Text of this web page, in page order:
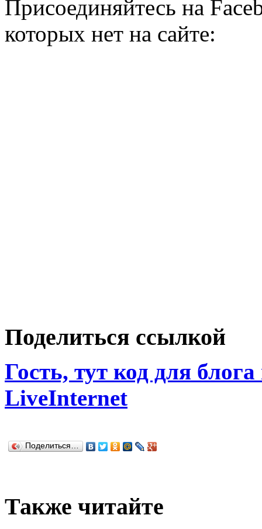
Присоединяйтесь на
которых нет на сайте:
Поделиться ссылкой
Гость, тут код для
LiveInternet
Поделиться…
Также читайте